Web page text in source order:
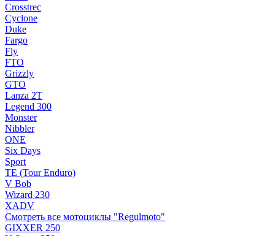
Crosstrec
Cyclone
Duke
Fargo
Fly
FTO
Grizzly
GTO
Lanza 2T
Legend 300
Monster
Nibbler
ONE
Six Days
Sport
TE (Tour Enduro)
V Bob
Wizard 230
XADV
Смотреть все мотоциклы "Regulmoto"
GIXXER 250